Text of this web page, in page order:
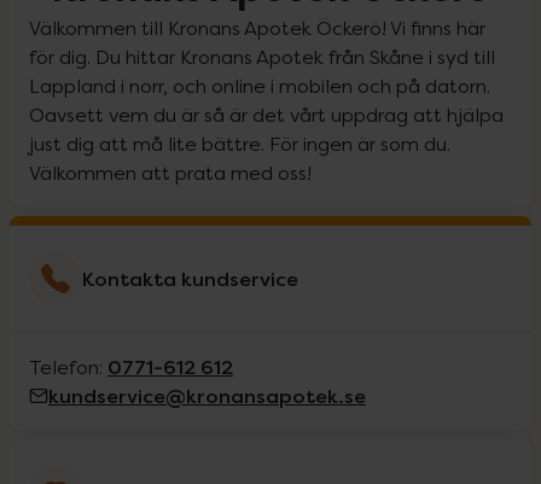
Välkommen till Kronans Apotek Öckerö! Vi finns här
för dig. Du hittar Kronans Apotek från Skåne i syd till
Lappland i norr, och online i mobilen och på datorn.
Oavsett vem du är så är det vårt uppdrag att hjälpa
just dig att må lite bättre. För ingen är som du.
Välkommen att prata med oss!
Kontakta kundservice
Telefon: 0771-612 612
kundservice@kronansapotek.se